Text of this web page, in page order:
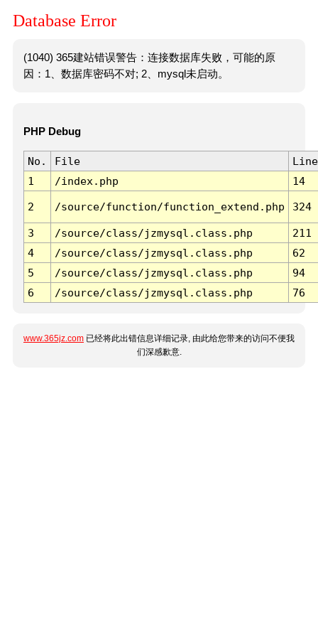
Database Error
(1040) 365建站错误警告：连接数据库失败，可能的原
因：1、数据库密码不对; 2、mysql未启动。
PHP Debug
No. File
Line
1
/index.php 14
2 /source/function/function_extend.php 324
3 /source/class/jzmysql.class.php
211
4
/source/class/jzmysql.class.php
62
5
/source/class/jzmysql.class.php
94
6
/source/class/jzmysql.class.php 76
www.365jz.com 已经将此出错信息详细记录, 由此给您带来的访问不便我
们深感歉意.